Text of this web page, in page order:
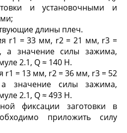
и установочными и
длины плеч.
r1 = 33 мм, r2= 21 мм, r3 =
значение силы зажима,
2.1, Q ≈ 140 H.
r1 = 13 мм, r2 = 36 мм, r3 = 52
силы зажима,
2.1, Q ≈ 493 H.
фиксации заготовки в
приложить силу